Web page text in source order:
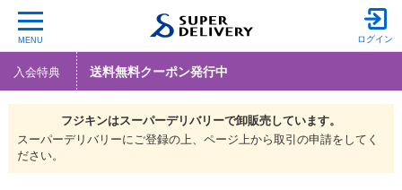
MENU ログイン
入会特典 送料無料クーポン発行中
フジキンはスーパーデリバリーで卸販売しています。
スーパーデリバリーにご登録の上、ページ上から取引の申請をしてく
ださい。